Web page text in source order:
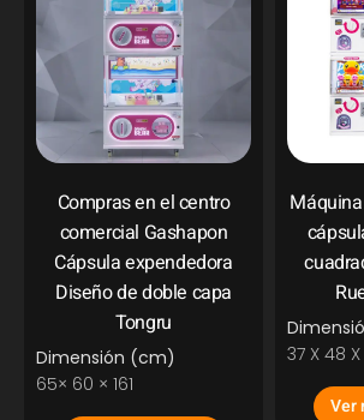
Compras en el centro
comercial Gashapon
Cápsula expendedora
Diseño de doble capa
Tongru
Dimensión (cm)
65× 60 × 161
37 X 48
Ver